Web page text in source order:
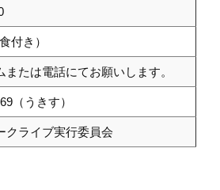
付き）
または電話にてお願いします。
（うきす）
クライブ実行委員会